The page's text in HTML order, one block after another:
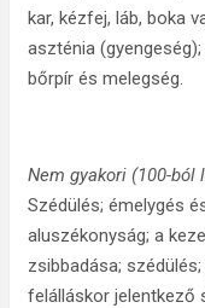
kar, kézfej, láb, boka
aszténia
bőrpír és melegség.
Nem gyakori (100-
Szédülés; émelygés
aluszékonyság; a
zsibbadása;
felálláskor jelentkező